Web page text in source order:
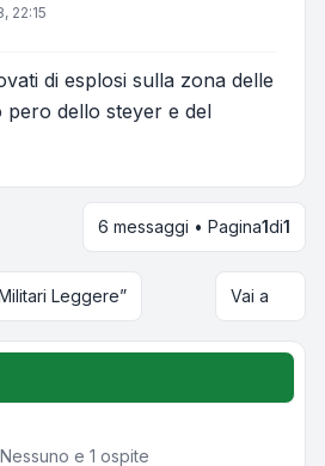
22:15
di esplosi sulla zona delle
pero dello steyer e del
visualizzazione e ordinamento
6 messaggi • Pagina1di1
Leggere” Vai a
e 1 ospite